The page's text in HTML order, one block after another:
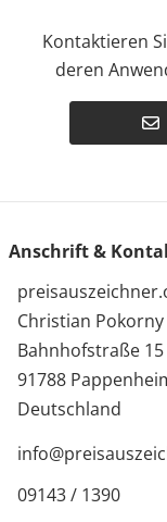
Kontaktieren
deren
Anschrift &
Christian Pokorny
Bahnhofstraße 15
91788
Deutschland
09143 / 1390